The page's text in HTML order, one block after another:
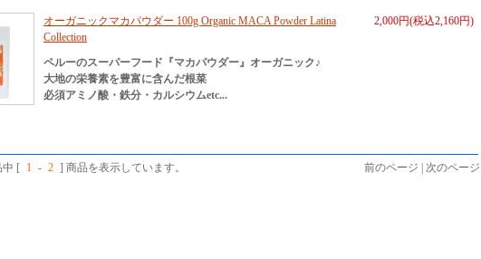
2,000円(税込2,160円)
オーガニックマカパウダー 100g Organic MACA Powder Latina
Collection
ペルーのスーパーフード『マカパウダー』オーガニック♪
大地の栄養素を豊富に含んだ根菜
必須アミノ酸・鉄分・カルシウムetc...
中 [ 1 - 2 ] 商品を表示しています。 前のページ | 次のページ